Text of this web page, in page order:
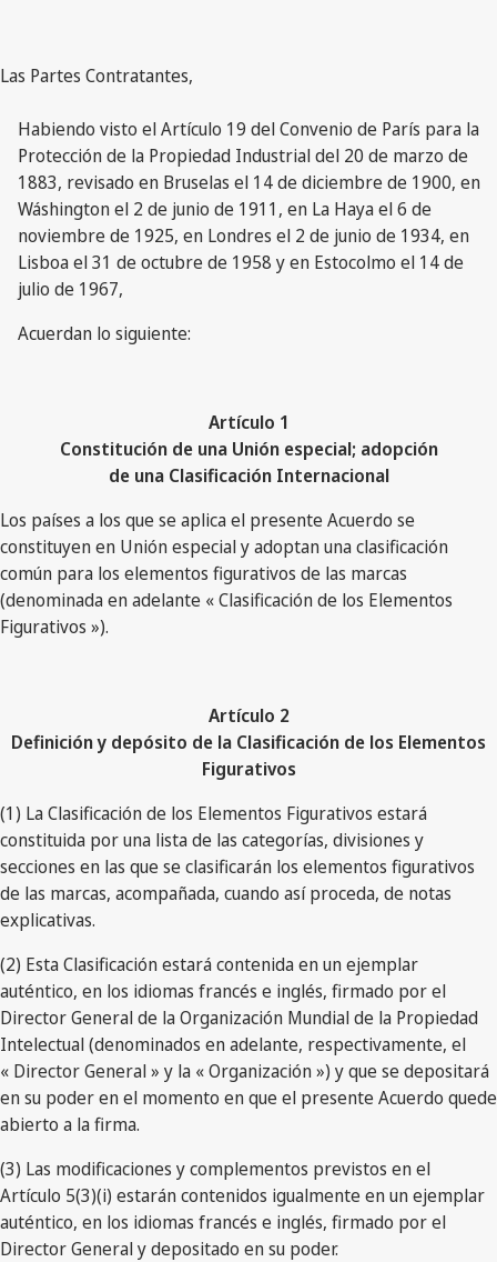
Las Partes Contratantes,
Habiendo visto el Artículo 19 del Convenio de París para la
Protección de la Propiedad Industrial del 20 de marzo de
1883, revisado en Bruselas el 14 de diciembre de 1900, en
Wáshington el 2 de junio de 1911, en La Haya el 6 de
noviembre de 1925, en Londres el 2 de junio de 1934, en
Lisboa el 31 de octubre de 1958 y en Estocolmo el 14 de
julio de 1967,
Acuerdan lo siguiente:
Artículo 1
Constitución de una Unión especial; adopción
de una Clasificación Internacional
Los países a los que se aplica el presente Acuerdo se
constituyen en Unión especial y adoptan una clasificación
común para los elementos figurativos de las marcas
(denominada en adelante « Clasificación de los Elementos
Figurativos »).
Artículo 2
Definición y depósito de la Clasificación de los Elementos
Figurativos
(1) La Clasificación de los Elementos Figurativos estará
constituida por una lista de las categorías, divisiones y
secciones en las que se clasificarán los elementos figurativos
de las marcas, acompañada, cuando así proceda, de notas
explicativas.
(2) Esta Clasificación estará contenida en un ejemplar
auténtico, en los idiomas francés e inglés, firmado por el
Director General de la Organización Mundial de la Propiedad
Intelectual (denominados en adelante, respectivamente, el
« Director General » y la « Organización ») y que se depositará
en su poder en el momento en que el presente Acuerdo quede
abierto a la firma.
(3) Las modificaciones y complementos previstos en el
Artículo 5(3)(i) estarán contenidos igualmente en un ejemplar
auténtico, en los idiomas francés e inglés, firmado por el
Director General y depositado en su poder.